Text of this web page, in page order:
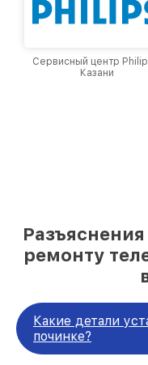
Сервисный центр
Казани
ремонту
Какие детали
починке?